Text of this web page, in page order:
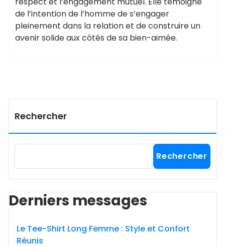
de l’intention de l’homme de s’engager
pleinement dans la relation et de construire un
avenir solide aux côtés de sa bien-aimée.
Rechercher
Rechercher
Derniers messages
Le Tee-Shirt Long Femme : Style et Confort
Réunis